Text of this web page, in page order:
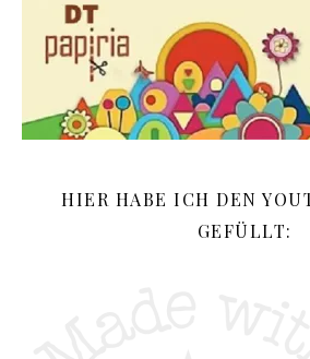
HIER HABE ICH DEN
GEFÜLLT: